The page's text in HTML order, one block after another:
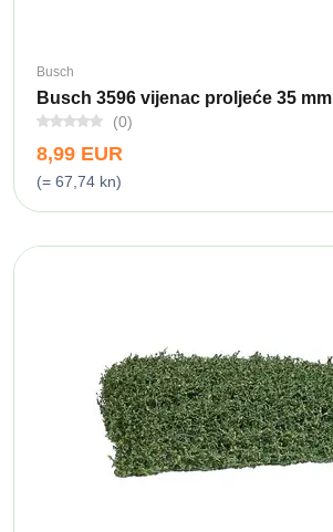
Busch
Busch 3596 vijenac proljeće 35 mm
(0)
8,99 EUR
(= 67,74 kn)